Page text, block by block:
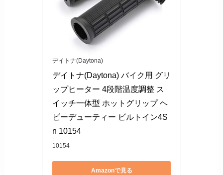
デイトナ(Daytona)
デイトナ(Daytona) バイク用 グリ
ップヒーター 4段階温度調整 ス
イッチ一体型 ホットグリップ ヘ
ビーデューティー ビルトイン4S
n 10154
10154
Amazonで見る